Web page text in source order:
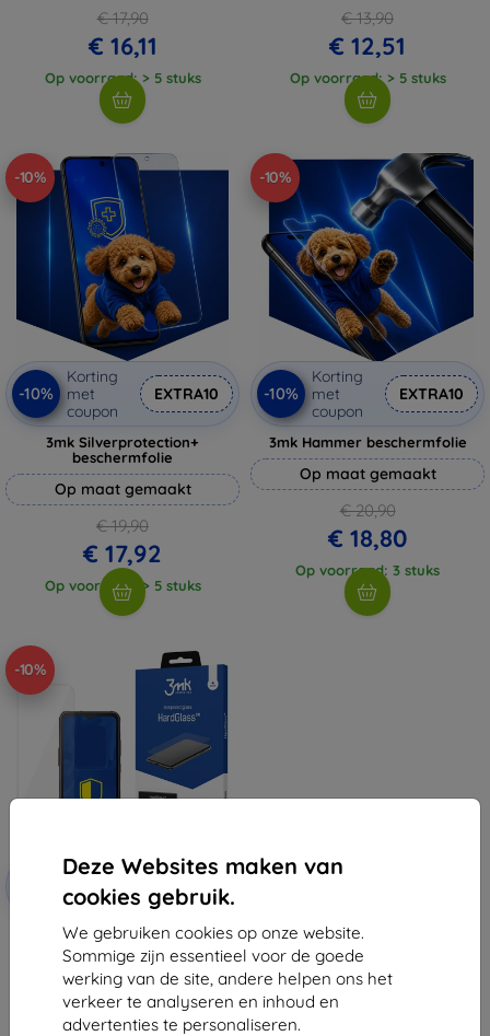
Deze Websites maken van
cookies gebruik.
We gebruiken cookies op onze website.
Sommige zijn essentieel voor de goede
werking van de site, andere helpen ons het
verkeer te analyseren en inhoud en
advertenties te personaliseren.
€ 17,90
€ 16,11
Op voorraad: > 5 stuks
€ 13,90
€ 12,51
Op voorraad: > 5 stuks
-10%
-10%
Korting
met
coupon
EXTRA10
3mk Silverprotection+
beschermfolie
Op maat gemaakt
€ 19,90
€ 17,92
Op voorraad: > 5 stuks
-10%
-10%
Korting
met
coupon
EXTRA10
3mk Hammer beschermfolie
Op maat gemaakt
€ 20,90
€ 18,80
Op voorraad: 3 stuks
-10%
Korting
coupon
EXTRA10
3MK HardGlass gehard
beschermglas voor Samsung
Galaxy XCover 8
€ 10,90
€ 9,81